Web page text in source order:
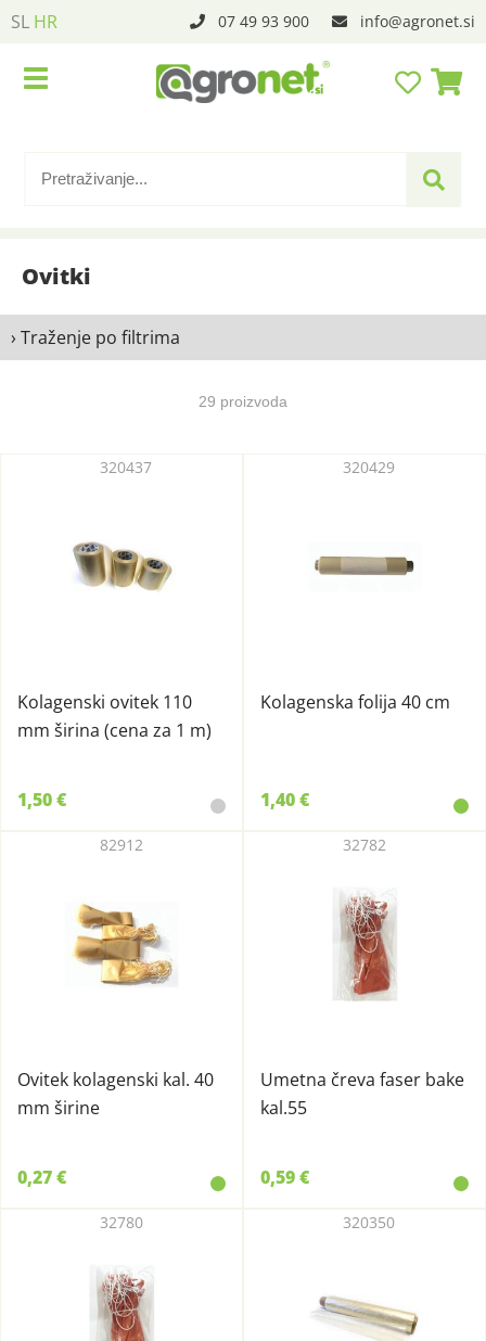
SL HR 07 49 93 900 info agronet.si
Ovitki
› Traženje po filtrima
29 proizvoda
Kolagenski ovitek 110
mm širina (cena za 1 m)
320437
1,50 €
Kolagenska folija 40 cm
320429
1,40 €
Ovitek kolagenski kal. 40
mm širine
82912
0,27 €
Umetna čreva faser bake
kal.55
32782
0,59 €
32780 320350